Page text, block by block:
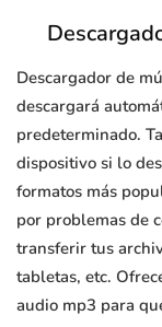
Descargador de
descargará
predeterminado.
dispositivo si lo
formatos más
por problemas de
transferir tus
tabletas, etc.
audio mp3 para